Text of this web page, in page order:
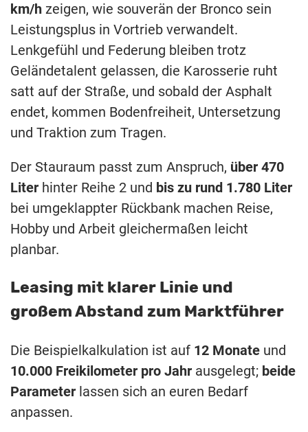
km/h zeigen, wie souverän der Bronco sein
Leistungsplus in Vortrieb verwandelt.
Lenkgefühl und Federung bleiben trotz
Geländetalent gelassen, die Karosserie ruht
satt auf der Straße, und sobald der Asphalt
endet, kommen Bodenfreiheit, Untersetzung
und Traktion zum Tragen.
Der Stauraum passt zum Anspruch, über 470
Liter hinter Reihe 2 und bis zu rund 1.780 Liter
bei umgeklappter Rückbank machen Reise,
Hobby und Arbeit gleichermaßen leicht
planbar.
Leasing mit klarer Linie und
großem Abstand zum Marktführer
Die Beispielkalkulation ist auf 12 Monate und
10.000 Freikilometer pro Jahr ausgelegt; beide
Parameter lassen sich an euren Bedarf
anpassen.